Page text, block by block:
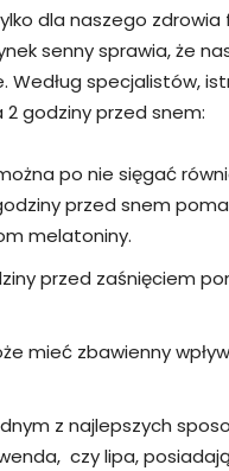
dla naszego zdrowia
senny sprawia, że
specjalistów,
godziny przed snem:
po nie sięgać
przed snem
melatoniny.
przed zaśnięciem
mieć zbawienny
z najlepszych
czy lipa,